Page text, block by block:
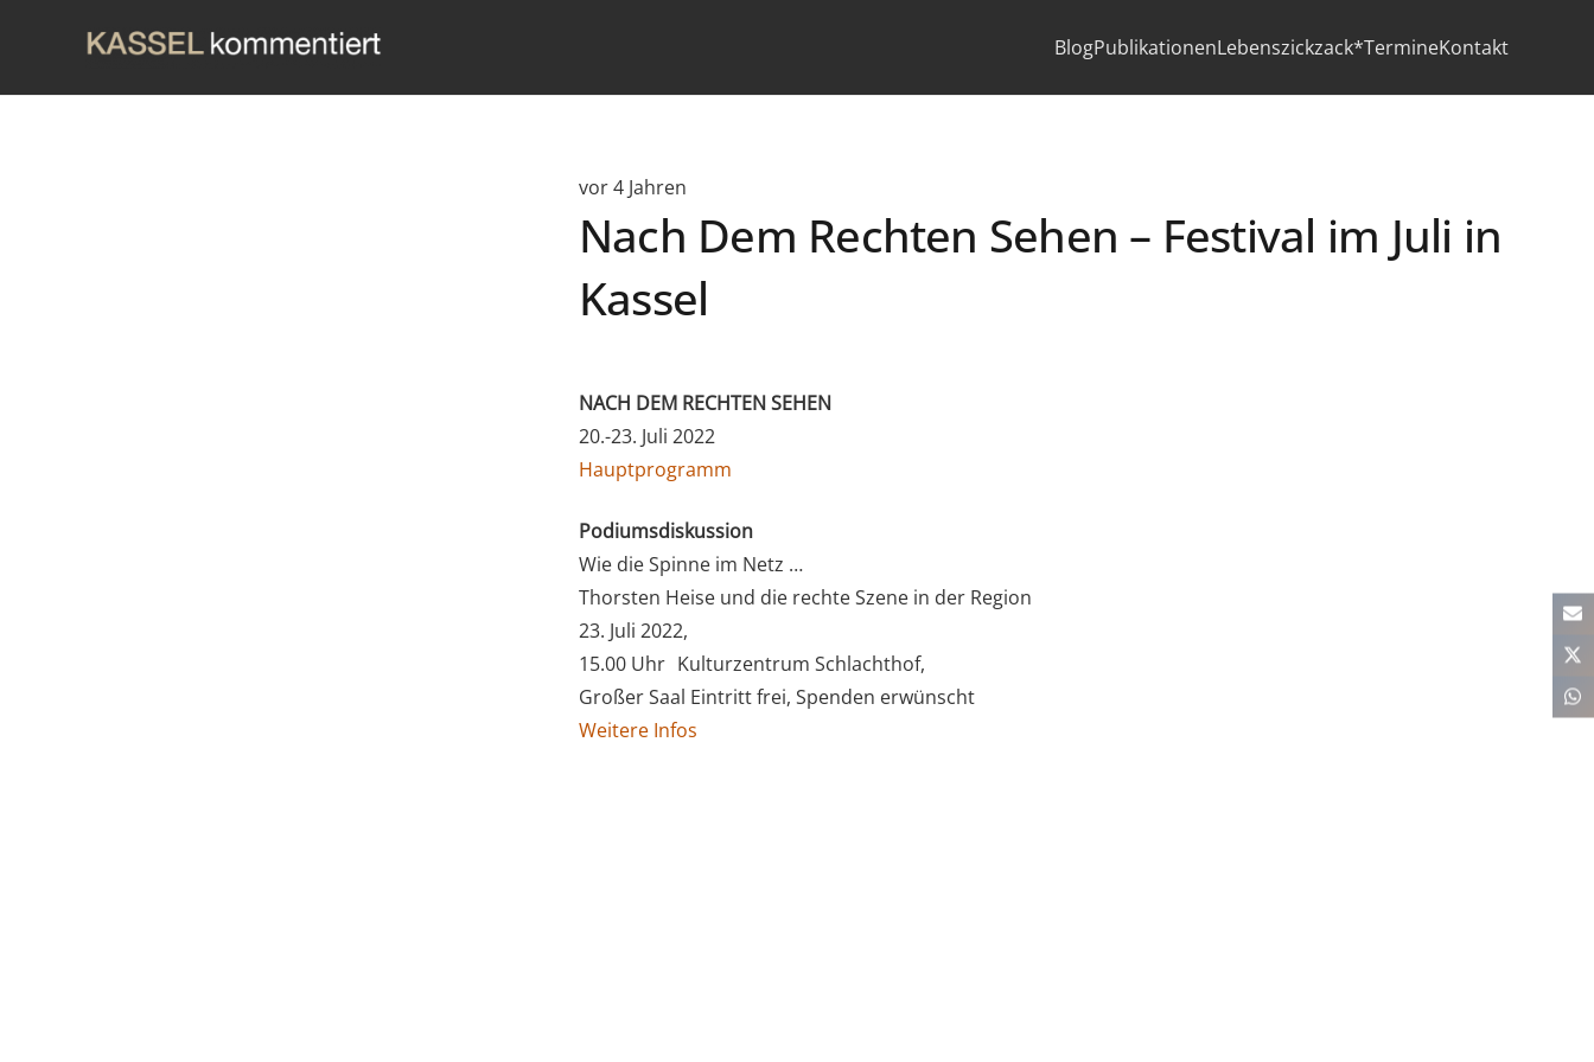
BlogPublikationenLebenszickzack*TermineKontakt
vor 4 Jahren
Nach Dem Rechten Sehen – Festival im Juli in
Kassel
NACH DEM RECHTEN SEHEN
20.-23. Juli 2022
Hauptprogramm
Podiumsdiskussion
Wie die Spinne im Netz …
Thorsten Heise und die rechte Szene in der Region
23. Juli 2022,
15.00 Uhr Kulturzentrum Schlachthof,
Großer Saal Eintritt frei, Spenden erwünscht
Weitere Infos